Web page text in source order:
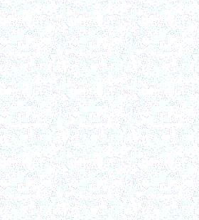
Божие внутрь, или, что
в сердце из отношения к Богу,
в сердце и стоит пред лицем
– болезненно припадая к
весь живот свой
каждодневно, с
всех трудах и занятиях, и не
такого строя прекращается
момента, в период искания, в
Сперанский. Неудержимое
чистою и безоблачною:
во всем внутреннем. Все там
при умном свете,
всякий недобрый помысл и